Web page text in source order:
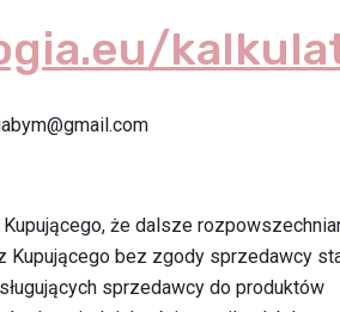
że dalsze
Kupującego bez zgody sprzedawcy
sprzedawcy do produktów